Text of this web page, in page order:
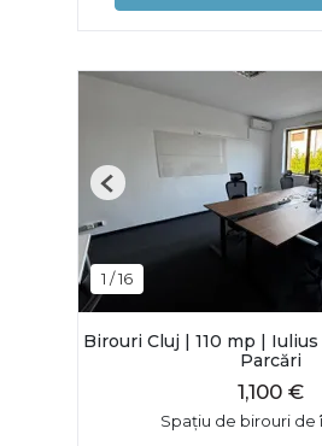
1 /16
Previous
Birouri Cluj | 110 mp |
Parcări
1,100 €
Spațiu de birouri de